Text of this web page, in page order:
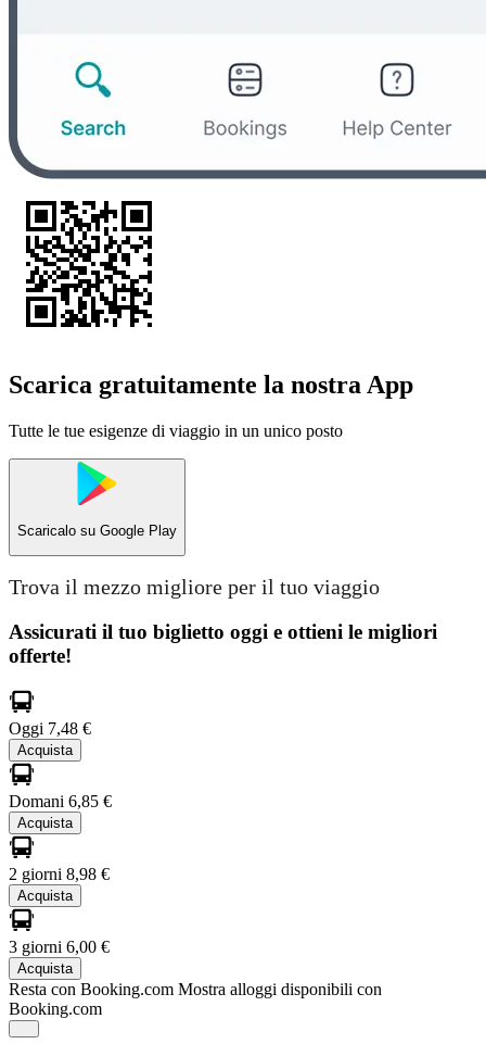
Scarica gratuitamente la nostra App
Tutte le tue esigenze di viaggio in un unico posto
Scaricalo su Google Play
Trova il mezzo migliore per il tuo viaggio
Assicurati il ​​tuo biglietto oggi e ottieni le migliori
offerte!
Oggi 7,48 €
Acquista
Domani 6,85 €
Acquista
2 giorni 8,98 €
Acquista
3 giorni 6,00 €
Acquista
Resta con Booking.com Mostra alloggi disponibili con
Booking.com